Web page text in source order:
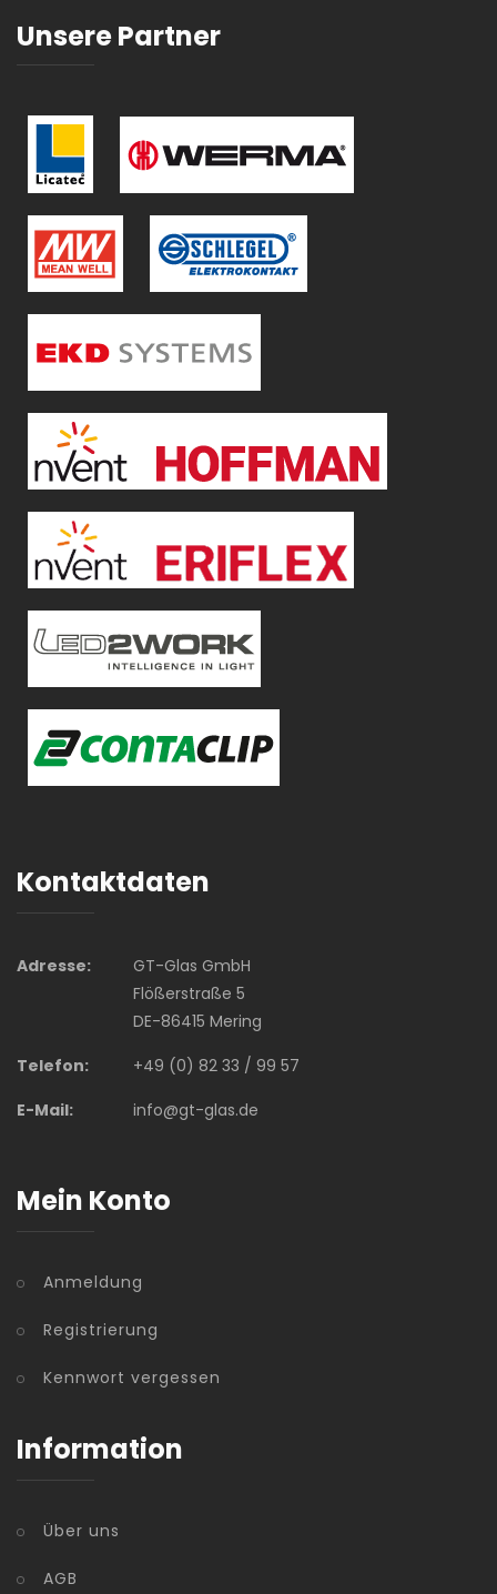
Unsere Partner
Kontaktdaten
Adresse:
GT-Glas GmbH
Flößerstraße 5
DE-86415 Mering
Telefon:
+49 (0) 82 33 / 99 57
E-Mail:
info@gt-glas.de
Mein Konto
Anmeldung
Registrierung
Kennwort vergessen
Information
Über uns
AGB